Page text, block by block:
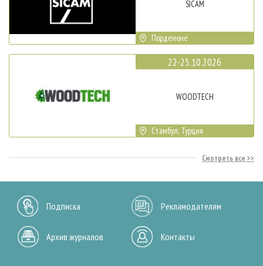
SICAM
Порденоне
22-25.10.2026
WOODTECH
Стамбул, Турция
Смотреть все
Подписка Рекламодателям
Архив журналов Контакты